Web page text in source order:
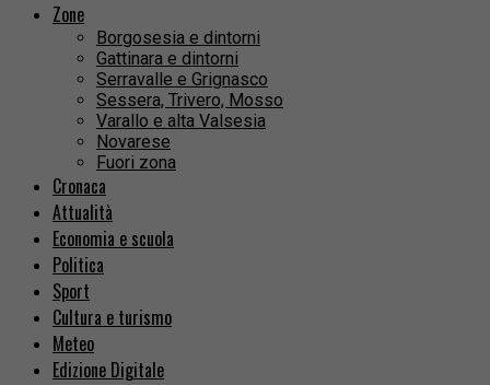
Zone
Borgosesia e dintorni
Gattinara e dintorni
Serravalle e Grignasco
Sessera, Trivero, Mosso
Varallo e alta Valsesia
Novarese
Fuori zona
Cronaca
Attualità
Economia e scuola
Politica
Sport
Cultura e turismo
Meteo
Edizione Digitale